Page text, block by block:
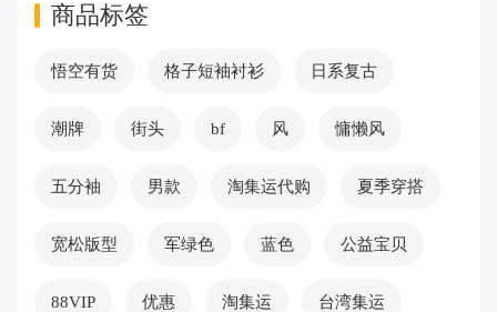
商品标签
悟空有货 格子短袖衬衫 日系复古
潮牌 街头 bf 风 慵懒风
五分袖 男款 淘集运代购 夏季穿搭
宽松版型 军绿色 蓝色 公益宝贝
88VIP 优惠 淘集运 台湾集运